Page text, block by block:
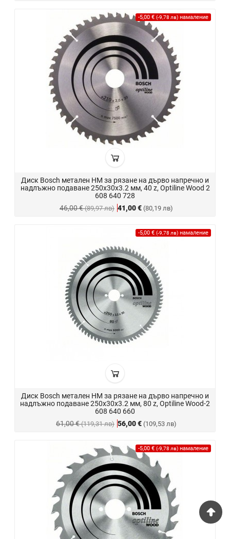
Диск Bosch метален HM за рязане на дърво напречно и
надлъжно подаване 250x30x3.2 мм, 40 z, Optiline Wood 2
608 640 728
41,00 € (80,19 лв)
-5,00 € (-9,78 лв) намаление
46,00 €(89,97 лв)
Диск Bosch метален HM за рязане на дърво напречно и
надлъжно подаване 250x30x3.2 мм, 80 z, Optiline Wood-2
608 640 660
56,00 € (109,53 лв)
-5,00 € (-9,78 лв) намаление
61,00 €(119,31 лв)
-5,00 € (-9,78 лв) намаление